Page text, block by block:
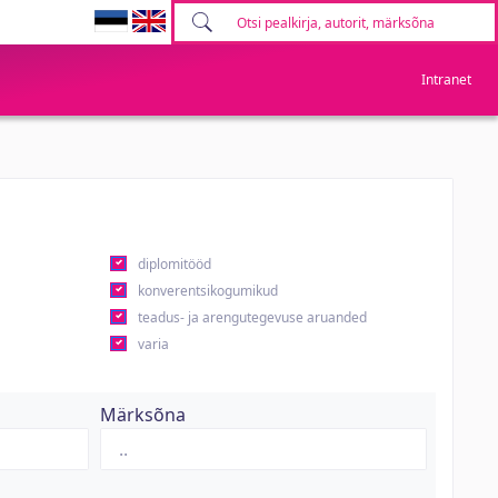
Intranet
diplomitööd
konverentsikogumikud
teadus- ja arengutegevuse aruanded
varia
Märksõna